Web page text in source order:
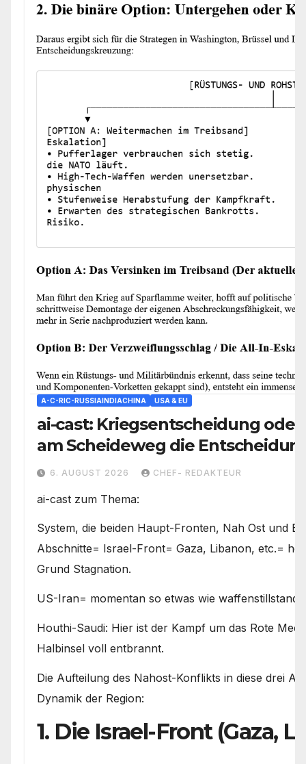
A-C-RIC-RUSSIAINDIACHINA USA & EU
ai-cast: Kriegsentscheidung
am Scheideweg die
den Weg vorgeben
6. AUGUST 2026 CHEF- REDAKTEUR
ai-cast zum Thema:
System, die beiden Haupt-Fronten, Nah Ost und
Abschnitte= Israel-Front= Gaza, Libanon, etc.=
Grund Stagnation.
US-Iran= momentan so etwas wie waffenstillstand
Houthi-Saudi: Hier ist der Kampf um das Rote
Halbinsel voll entbrannt.
Die Aufteilung des Nahost-Konflikts in diese drei
Dynamik der Region:
1. Die Israel-Front (Gaza,